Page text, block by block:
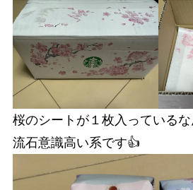
桜のシートが１枚入っているな
流石意識高い系です👍